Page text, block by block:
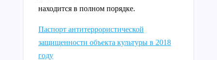
находится в полном порядке.
Паспорт антитеррористической
защищенности объекта культуры в 2018
году